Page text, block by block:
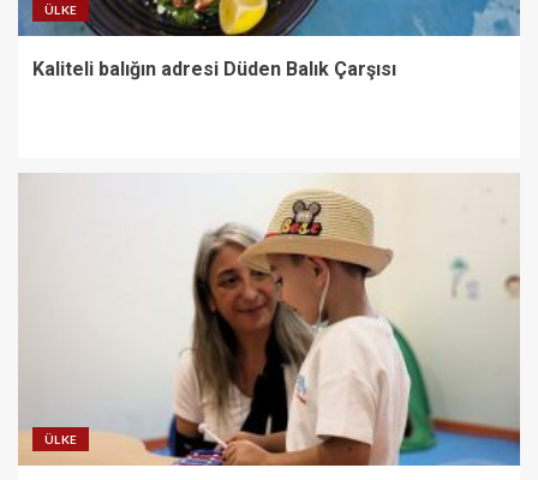
ÜLKE
Kaliteli balığın adresi Düden Balık Çarşısı
ÜLKE